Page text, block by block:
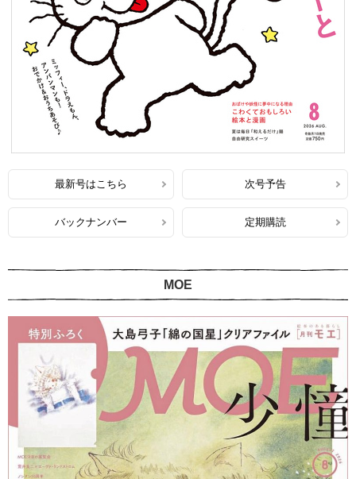
最新号はこちら 次号予告
バックナンバー 定期購読
MOE